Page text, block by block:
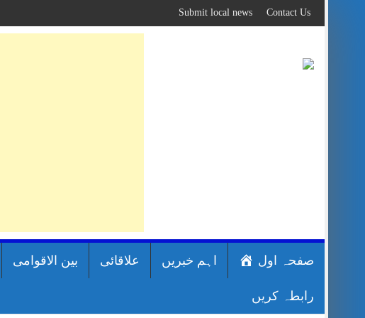
to
content
Contact Us
Submit local news
صفحہ اول اہم خبریں علاقائی بین الاقوامی
رابطہ کریں